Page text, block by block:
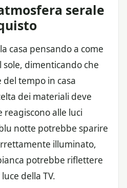
serale
casa pensando a come
dimenticando che
tempo in casa
dei materiali deve
reagiscono alle luci
notte potrebbe sparire
illuminato,
potrebbe riflettere
della TV.